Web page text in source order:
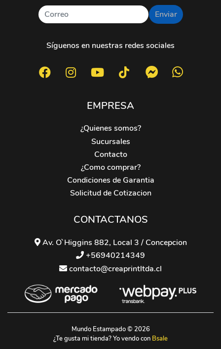
Enviar
Síguenos en nuestras redes sociales
EMPRESA
¿Quienes somos?
Sucursales
Contacto
¿Como comprar?
Condiciones de Garantia
Solicitud de Cotizacion
CONTACTANOS
Av. O`Higgins 882, Local 3 / Concepcion
+56940214349
contacto@creaprintltda.cl
Mundo Estampado © 2026
¿Te gusta mi tienda? Yo vendo con Bsale